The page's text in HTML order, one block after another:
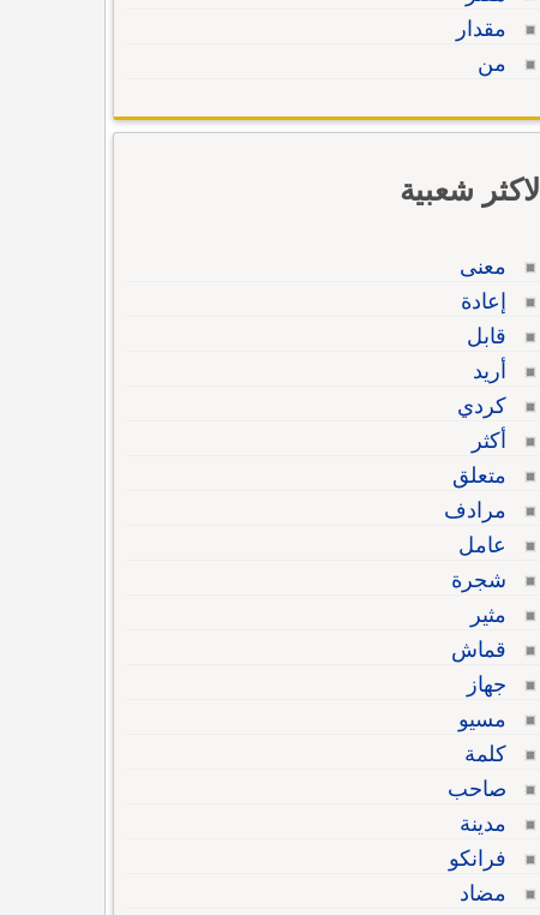
مقدار
من
الاكثر شعبية
معنى
إعادة
قابل
أريد
كردي
أكثر
متعلق
مرادف
عامل
شجرة
مثير
قماش
جهاز
مسيو
كلمة
صاحب
مدينة
فرانكو
مضاد